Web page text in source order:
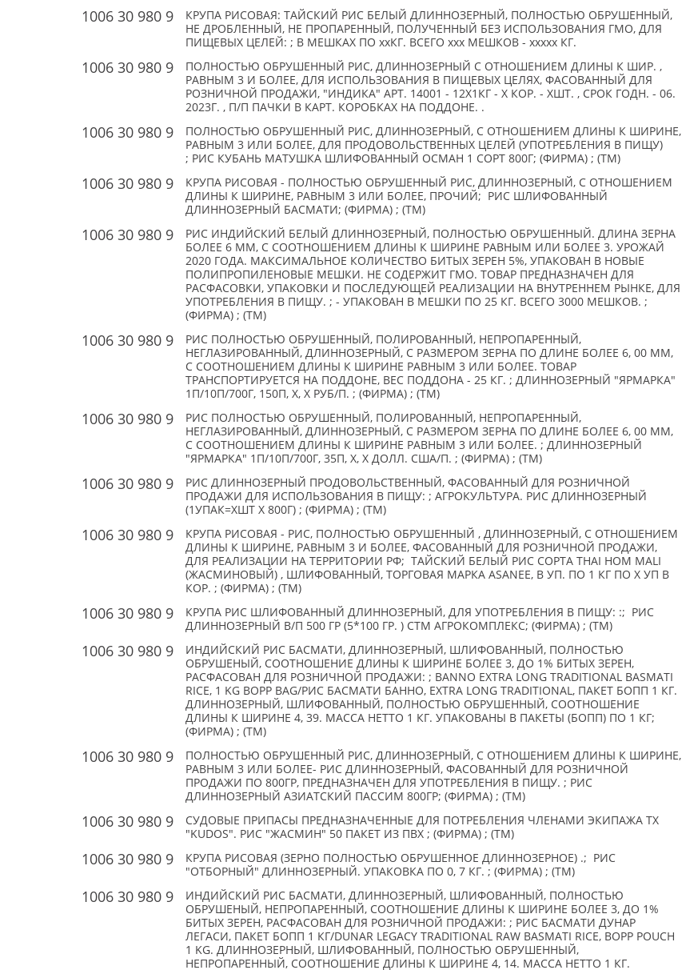
1006 30 980 9
КРУПА РИСОВАЯ: ТАЙСКИЙ РИС БЕЛЫЙ ДЛИННОЗЕРНЫЙ, ПОЛНОСТЬЮ ОБРУШЕННЫЙ,
НЕ ДРОБЛЕННЫЙ, НЕ ПРОПАРЕННЫЙ, ПОЛУЧЕННЫЙ БЕЗ ИСПОЛЬЗОВАНИЯ ГМО, ДЛЯ
ПИЩЕВЫХ ЦЕЛЕЙ: ; В МЕШКАХ ПО xxКГ. ВСЕГО xxx МЕШКОВ - xxxxx КГ.
1006 30 980 9
ПОЛНОСТЬЮ ОБРУШЕННЫЙ РИС, ДЛИННОЗЕРНЫЙ С ОТНОШЕНИЕМ ДЛИНЫ К ШИР. ,
РАВНЫМ 3 И БОЛЕЕ, ДЛЯ ИСПОЛЬЗОВАНИЯ В ПИЩЕВЫХ ЦЕЛЯХ, ФАСОВАННЫЙ ДЛЯ
РОЗНИЧНОЙ ПРОДАЖИ, "ИНДИКА" АРТ. 14001 - 12Х1КГ - X КОР. - XШТ. , СРОК ГОДН. - 06.
2023Г. , П/П ПАЧКИ В КАРТ. КОРОБКАХ НА ПОДДОНЕ. .
1006 30 980 9
ПОЛНОСТЬЮ ОБРУШЕННЫЙ РИС, ДЛИННОЗЕРНЫЙ, С ОТНОШЕНИЕМ ДЛИНЫ К ШИРИНЕ,
РАВНЫМ 3 ИЛИ БОЛЕЕ, ДЛЯ ПРОДОВОЛЬСТВЕННЫХ ЦЕЛЕЙ (УПОТРЕБЛЕНИЯ В ПИЩУ)
; РИС КУБАНЬ МАТУШКА ШЛИФОВАННЫЙ ОСМАН 1 СОРТ 800Г; (ФИРМА) ; (TM)
1006 30 980 9
КРУПА РИСОВАЯ - ПОЛНОСТЬЮ ОБРУШЕННЫЙ РИС, ДЛИННОЗЕРНЫЙ, С ОТНОШЕНИЕМ
ДЛИНЫ К ШИРИНЕ, РАВНЫМ 3 ИЛИ БОЛЕЕ, ПРОЧИЙ; РИС ШЛИФОВАННЫЙ
ДЛИННОЗЕРНЫЙ БАСМАТИ; (ФИРМА) ; (TM)
1006 30 980 9
РИС ИНДИЙСКИЙ БЕЛЫЙ ДЛИННОЗЕРНЫЙ, ПОЛНОСТЬЮ ОБРУШЕННЫЙ. ДЛИНА ЗЕРНА
БОЛЕЕ 6 ММ, С СООТНОШЕНИЕМ ДЛИНЫ К ШИРИНЕ РАВНЫМ ИЛИ БОЛЕЕ 3. УРОЖАЙ
2020 ГОДА. МАКСИМАЛЬНОЕ КОЛИЧЕСТВО БИТЫХ ЗЕРЕН 5%, УПАКОВАН В НОВЫЕ
ПОЛИПРОПИЛЕНОВЫЕ МЕШКИ. НЕ СОДЕРЖИТ ГМО. ТОВАР ПРЕДНАЗНАЧЕН ДЛЯ
РАСФАСОВКИ, УПАКОВКИ И ПОСЛЕДУЮЩЕЙ РЕАЛИЗАЦИИ НА ВНУТРЕННЕМ РЫНКЕ, ДЛЯ
УПОТРЕБЛЕНИЯ В ПИЩУ. ; - УПАКОВАН В МЕШКИ ПО 25 КГ. ВСЕГО 3000 МЕШКОВ. ;
(ФИРМА) ; (TM)
1006 30 980 9
РИС ПОЛНОСТЬЮ ОБРУШЕННЫЙ, ПОЛИРОВАННЫЙ, НЕПРОПАРЕННЫЙ,
НЕГЛАЗИРОВАННЫЙ, ДЛИННОЗЕРНЫЙ, С РАЗМЕРОМ ЗЕРНА ПО ДЛИНЕ БОЛЕЕ 6, 00 ММ,
С СООТНОШЕНИЕМ ДЛИНЫ К ШИРИНЕ РАВНЫМ 3 ИЛИ БОЛЕЕ. ТОВАР
ТРАНСПОРТИРУЕТСЯ НА ПОДДОНЕ, ВЕС ПОДДОНА - 25 КГ. ; ДЛИННОЗЕРНЫЙ "ЯРМАРКА"
1П/10П/700Г, 150П, X, X РУБ/П. ; (ФИРМА) ; (TM)
1006 30 980 9
РИС ПОЛНОСТЬЮ ОБРУШЕННЫЙ, ПОЛИРОВАННЫЙ, НЕПРОПАРЕННЫЙ,
НЕГЛАЗИРОВАННЫЙ, ДЛИННОЗЕРНЫЙ, С РАЗМЕРОМ ЗЕРНА ПО ДЛИНЕ БОЛЕЕ 6, 00 ММ,
С СООТНОШЕНИЕМ ДЛИНЫ К ШИРИНЕ РАВНЫМ 3 ИЛИ БОЛЕЕ. ; ДЛИННОЗЕРНЫЙ
"ЯРМАРКА" 1П/10П/700Г, 35П, X, X ДОЛЛ. США/П. ; (ФИРМА) ; (TM)
1006 30 980 9
РИС ДЛИННОЗЕРНЫЙ ПРОДОВОЛЬСТВЕННЫЙ, ФАСОВАННЫЙ ДЛЯ РОЗНИЧНОЙ
ПРОДАЖИ ДЛЯ ИСПОЛЬЗОВАНИЯ В ПИЩУ: ; АГРОКУЛЬТУРА. РИС ДЛИННОЗЕРНЫЙ
(1УПАК=XШТ Х 800Г) ; (ФИРМА) ; (TM)
1006 30 980 9
КРУПА РИСОВАЯ - РИС, ПОЛНОСТЬЮ ОБРУШЕННЫЙ , ДЛИННОЗЕРНЫЙ, С ОТНОШЕНИЕМ
ДЛИНЫ К ШИРИНЕ, РАВНЫМ 3 И БОЛЕЕ, ФАСОВАННЫЙ ДЛЯ РОЗНИЧНОЙ ПРОДАЖИ,
ДЛЯ РЕАЛИЗАЦИИ НА ТЕРРИТОРИИ РФ; ТАЙСКИЙ БЕЛЫЙ РИС СОРТА THAI HOM MALI
(ЖАСМИНОВЫЙ) , ШЛИФОВАННЫЙ, ТОРГОВАЯ МАРКА ASANEE, В УП. ПО 1 КГ ПО X УП В
КОР. ; (ФИРМА) ; (TM)
1006 30 980 9
КРУПА РИС ШЛИФОВАННЫЙ ДЛИННОЗЕРНЫЙ, ДЛЯ УПОТРЕБЛЕНИЯ В ПИЩУ: :; РИС
ДЛИННОЗЕРНЫЙ В/П 500 ГР (5*100 ГР. ) СТМ АГРОКОМПЛЕКС; (ФИРМА) ; (TM)
1006 30 980 9
ИНДИЙСКИЙ РИС БАСМАТИ, ДЛИННОЗЕРНЫЙ, ШЛИФОВАННЫЙ, ПОЛНОСТЬЮ
ОБРУШЕНЫЙ, СООТНОШЕНИЕ ДЛИНЫ К ШИРИНЕ БОЛЕЕ 3, ДО 1% БИТЫХ ЗЕРЕН,
РАСФАСОВАН ДЛЯ РОЗНИЧНОЙ ПРОДАЖИ: ; BANNO EXTRA LONG TRADITIONAL BASMATI
RICE, 1 KG BOPP BAG/РИС БАСМАТИ БАННО, EXTRA LONG TRADITIONAL, ПАКЕТ БОПП 1 КГ.
ДЛИННОЗЕРНЫЙ, ШЛИФОВАННЫЙ, ПОЛНОСТЬЮ ОБРУШЕННЫЙ, СООТНОШЕНИЕ
ДЛИНЫ К ШИРИНЕ 4, 39. МАССА НЕТТО 1 КГ. УПАКОВАНЫ В ПАКЕТЫ (БОПП) ПО 1 КГ;
(ФИРМА) ; (TM)
1006 30 980 9
ПОЛНОСТЬЮ ОБРУШЕННЫЙ РИС, ДЛИННОЗЕРНЫЙ, С ОТНОШЕНИЕМ ДЛИНЫ К ШИРИНЕ,
РАВНЫМ 3 ИЛИ БОЛЕЕ- РИС ДЛИННОЗЕРНЫЙ, ФАСОВАННЫЙ ДЛЯ РОЗНИЧНОЙ
ПРОДАЖИ ПО 800ГР, ПРЕДНАЗНАЧЕН ДЛЯ УПОТРЕБЛЕНИЯ В ПИЩУ. ; РИС
ДЛИННОЗЕРНЫЙ АЗИАТСКИЙ ПАССИМ 800ГР; (ФИРМА) ; (TM)
1006 30 980 9
СУДОВЫЕ ПРИПАСЫ ПРЕДНАЗНАЧЕННЫЕ ДЛЯ ПОТРЕБЛЕНИЯ ЧЛЕНАМИ ЭКИПАЖА ТХ
"KUDOS". РИС "ЖАСМИН" 50 ПАКЕТ ИЗ ПВХ ; (ФИРМА) ; (TM)
1006 30 980 9
КРУПА РИСОВАЯ (ЗЕРНО ПОЛНОСТЬЮ ОБРУШЕННОЕ ДЛИННОЗЕРНОЕ) .; РИС
"ОТБОРНЫЙ" ДЛИННОЗЕРНЫЙ. УПАКОВКА ПО 0, 7 КГ. ; (ФИРМА) ; (TM)
1006 30 980 9
ИНДИЙСКИЙ РИС БАСМАТИ, ДЛИННОЗЕРНЫЙ, ШЛИФОВАННЫЙ, ПОЛНОСТЬЮ
ОБРУШЕНЫЙ, НЕПРОПАРЕННЫЙ, СООТНОШЕНИЕ ДЛИНЫ К ШИРИНЕ БОЛЕЕ 3, ДО 1%
БИТЫХ ЗЕРЕН, РАСФАСОВАН ДЛЯ РОЗНИЧНОЙ ПРОДАЖИ: ; РИС БАСМАТИ ДУНАР
ЛЕГАСИ, ПАКЕТ БОПП 1 КГ/DUNAR LEGACY TRADITIONAL RAW BASMATI RICE, BOPP POUCH
1 KG. ДЛИННОЗЕРНЫЙ, ШЛИФОВАННЫЙ, ПОЛНОСТЬЮ ОБРУШЕННЫЙ,
НЕПРОПАРЕННЫЙ, СООТНОШЕНИЕ ДЛИНЫ К ШИРИНЕ 4, 14. МАССА НЕТТО 1 КГ.